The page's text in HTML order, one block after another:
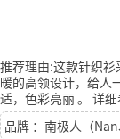
推荐理由:这款针织
暖的高领设计，给人
适，色彩亮丽。 详
品牌 ：南极人（